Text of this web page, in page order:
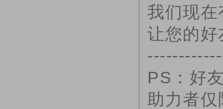
我们现
让您的
PS：好
助力者